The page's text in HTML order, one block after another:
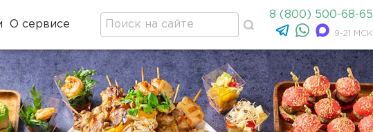
О сервисе
8 (800) 500-68-65
9-21 МСК